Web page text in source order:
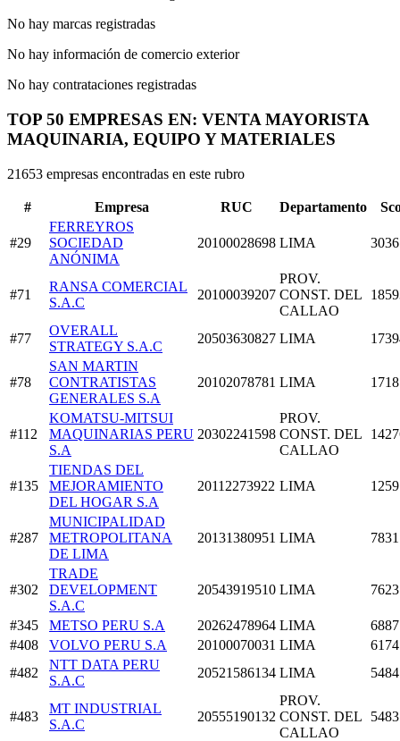
No hay marcas registradas
No hay información de comercio exterior
No hay contrataciones registradas
TOP 50 EMPRESAS EN: VENTA MAYORISTA
MAQUINARIA, EQUIPO Y MATERIALES
21653 empresas encontradas en este rubro
# Empresa RUC Departamento
#29
FERREYROS
SOCIEDAD
ANÓNIMA
20100028698 LIMA
#71
RANSA COMERCIAL
S.A.C
20100039207
PROV.
CONST. DEL
CALLAO
#77
OVERALL
STRATEGY S.A.C
20503630827 LIMA
#78
SAN MARTIN
CONTRATISTAS
GENERALES S.A
20102078781 LIMA
#112
KOMATSU-MITSUI
MAQUINARIAS PERU
S.A
20302241598
PROV.
CONST. DEL
CALLAO
#135
TIENDAS DEL
MEJORAMIENTO
DEL HOGAR S.A
20112273922 LIMA
#287
MUNICIPALIDAD
METROPOLITANA
DE LIMA
20131380951 LIMA
#302
TRADE
DEVELOPMENT
S.A.C
20543919510 LIMA
#345 METSO PERU S.A 20262478964 LIMA
#408
VOLVO PERU S.A 20100070031 LIMA
#482
NTT DATA PERU
S.A.C
20521586134 LIMA
#483
MT INDUSTRIAL
S.A.C
20555190132
PROV.
CONST. DEL
CALLAO